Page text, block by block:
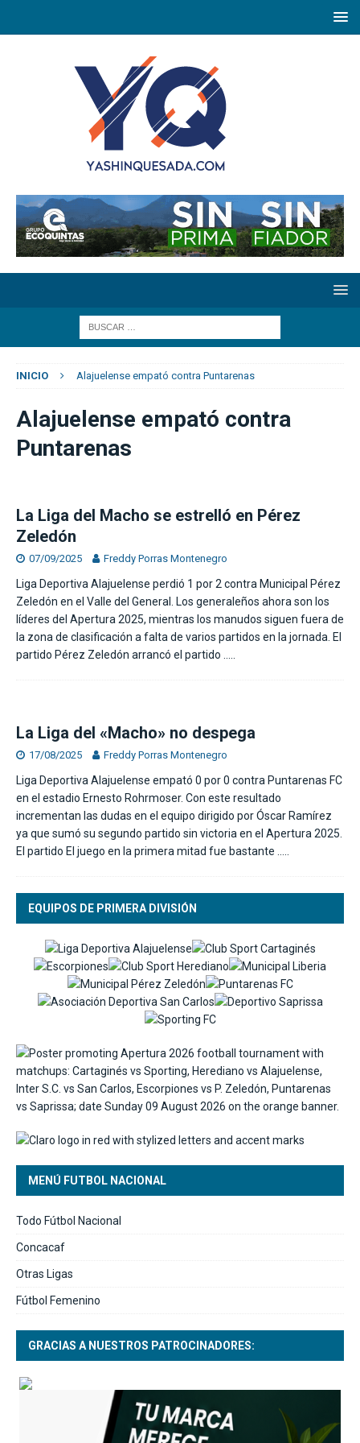
INICIO Alajuelense empató contra Puntarenas
Alajuelense empató contra
Puntarenas
La Liga del Macho se estrelló en Pérez
Zeledón
07/09/2025 Freddy Porras Montenegro
Liga Deportiva Alajuelense perdió 1 por 2 contra Municipal Pérez
Zeledón en el Valle del General. Los generaleños ahora son los
líderes del Apertura 2025, mientras los manudos siguen fuera de
la zona de clasificación a falta de varios partidos en la jornada. El
partido Pérez Zeledón arrancó el partido
La Liga del «Macho» no despega
17/08/2025 Freddy Porras Montenegro
Liga Deportiva Alajuelense empató 0 por 0 contra Puntarenas FC
en el estadio Ernesto Rohrmoser. Con este resultado
incrementan las dudas en el equipo dirigido por Óscar Ramírez
ya que sumó su segundo partido sin victoria en el Apertura 2025.
El partido El juego en la primera mitad fue bastante
EQUIPOS DE PRIMERA DIVISIÓN
MENÚ FUTBOL NACIONAL
Todo Fútbol Nacional
Concacaf
Otras Ligas
Fútbol Femenino
GRACIAS A NUESTROS PATROCINADORES: